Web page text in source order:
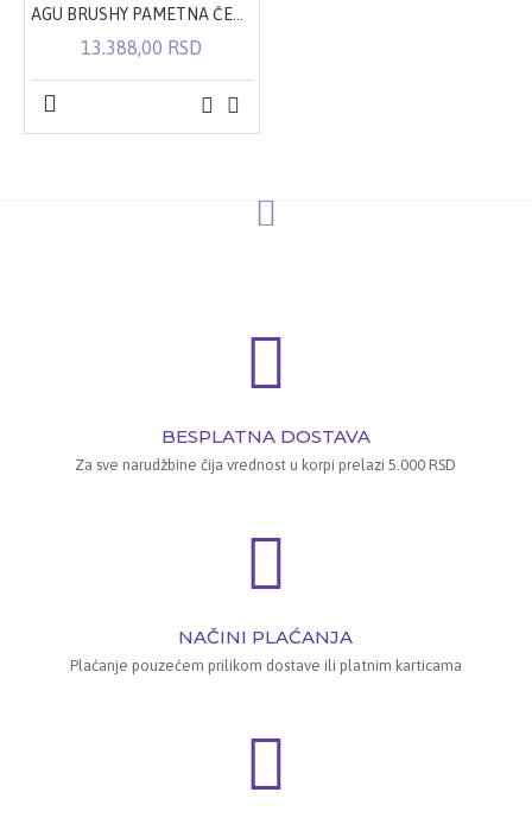
13.388,00 RSD
BESPLATNA DOSTAVA
Za sve narudžbine čija vrednost u korpi prelazi 5.000 RSD
NAČINI PLAĆANJA
Plaćanje pouzećem prilikom dostave ili platnim karticama